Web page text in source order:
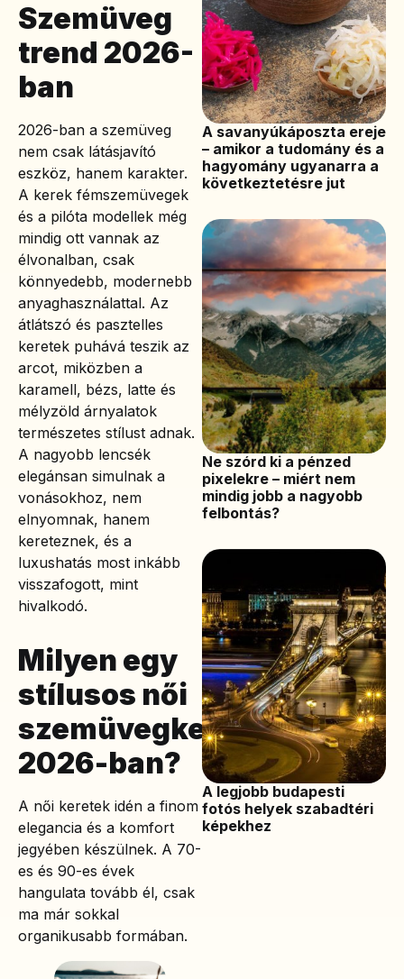
Szemüveg
trend 2026-
ban
2026-ban a szemüveg
nem csak látásjavító
eszköz, hanem karakter.
A kerek fémszemüvegek
és a pilóta modellek még
mindig ott vannak az
élvonalban, csak
könnyedebb, modernebb
anyaghasználattal. Az
átlátszó és pasztelles
keretek puhává teszik az
arcot, miközben a
karamell, bézs, latte és
mélyzöld árnyalatok
természetes stílust adnak.
A nagyobb lencsék
elegánsan simulnak a
vonásokhoz, nem
elnyomnak, hanem
kereteznek, és a
luxushatás most inkább
visszafogott, mint
hivalkodó.
Milyen egy
stílusos női
szemüvegkeret
2026-ban?
A női keretek idén a finom
elegancia és a komfort
jegyében készülnek. A 70-
es és 90-es évek
hangulata tovább él, csak
ma már sokkal
organikusabb formában.
A savanyúkáposzta ereje
– amikor a tudomány és a
hagyomány ugyanarra a
következtetésre jut
Ne szórd ki a pénzed
pixelekre – miért nem
mindig jobb a nagyobb
felbontás?
A legjobb budapesti
fotós helyek szabadtéri
képekhez